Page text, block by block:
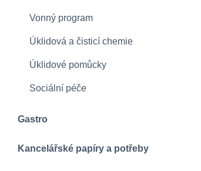
Vonný program
Úklidová a čisticí chemie
Úklidové pomůcky
Sociální péče
Gastro
Kancelářské papíry a potřeby